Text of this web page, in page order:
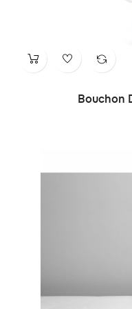
Bouchon